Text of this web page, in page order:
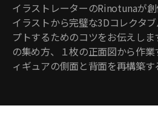
イラストレーターのRinotunaが
イラストから完璧な3Dコレクタ
プトするためのコツをお伝えし
の集め方、１枚の正面図から作
ィギュアの側面と背面を再構築す